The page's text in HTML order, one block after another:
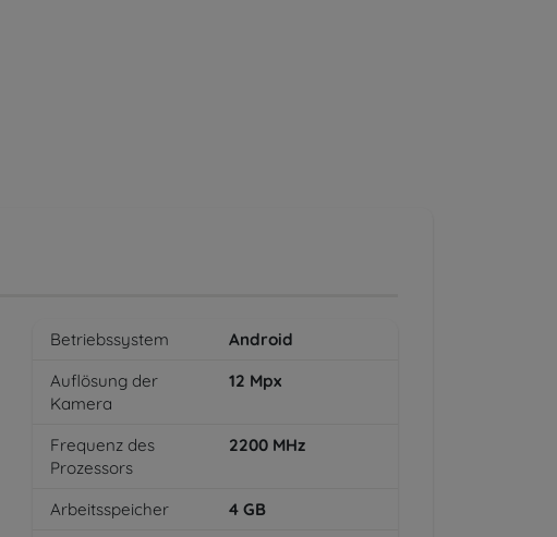
Betriebssystem
Android
Auflösung der
Kamera
12 Mpx
Frequenz des
Prozessors
2200 MHz
Arbeitsspeicher 4 GB